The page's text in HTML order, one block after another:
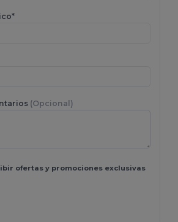
(Opcional)
ofertas y promociones exclusivas